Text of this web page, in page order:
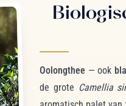
Oolongthee — ook
de grote Camellia